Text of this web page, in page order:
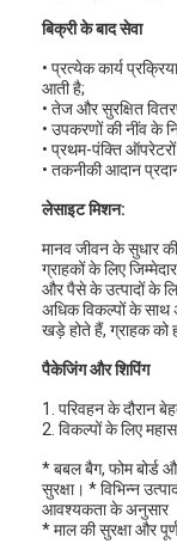
उत्पाद
बिक्री के बाद सेवा
• प्रत्येक कार्य
आती है;
• तेज और सुरक्षित
• उपकरणों की नींव के
• प्रथम-पंक्ति ऑपरेटरों
• तकनीकी आदान
लेसाइट मिशन:
मानव जीवन के सुधार की
ग्राहकों के लिए
और पैसे के उत्पादों के
अधिक विकल्पों के साथ
खड़े होते हैं, ग्राहक को
पैकेजिंग और शिपिंग
1. परिवहन के दौरान
2. विकल्पों के लिए
* बबल बैग, फोम बोर्ड
सुरक्षा। * विभिन्न
आवश्यकता के अनुसार
* माल की सुरक्षा और